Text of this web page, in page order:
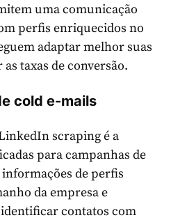
uma comunicação
perfis enriquecidos no
adaptar melhor suas
taxas de conversão.
cold e-mails
scraping é a
para campanhas de
de perfis
da empresa e
contatos com